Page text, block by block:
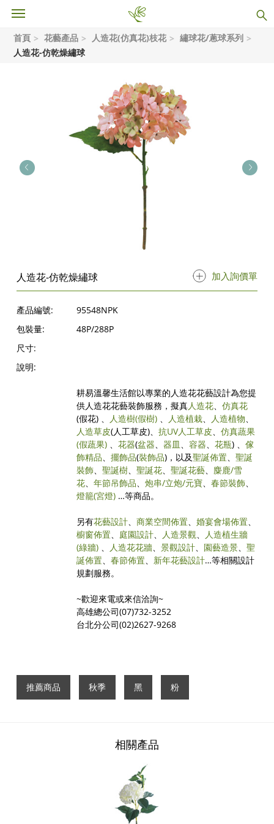
首頁 花藝產品 人造花(仿真花)枝花
繡球花/蔥球系列
人造花-仿乾燥繡球
人造花-仿乾燥繡球 加入詢價單
產品編號:
95548NPK
包裝量:
48P/288P
尺寸:
說明:
耕易溫馨生活館以專業的人造花花藝設計為您提
供人造花花藝裝飾服務，擬真人造花、仿真花
(假花) 、 人造樹(假樹) 、 人造植栽、 人造植物、
人造草皮(人工草皮)、抗UV人工草皮、仿真蔬果
(假蔬果) 、花器(盆器、器皿、容器、花瓶) 、傢
飾精品、擺飾品(裝飾品)，以及聖誕佈置、聖誕
裝飾、聖誕樹、聖誕花、聖誕花藝、 麋鹿/雪
花、年節吊飾品、炮串/立炮/元寶、春節裝飾、
燈籠(宮燈) …等商品。
另有花藝設計、商業空間佈置、婚宴會場佈置、
櫥窗佈置、 庭園設計、 人造景觀、 人造植生牆
(綠牆) 、 人造花花牆、景觀設計、 園藝造景、聖
誕佈置、春節佈置、 新年花藝設計…等相關設計
規劃服務。
~歡迎來電或來信洽詢~
高雄總公司(07)732-3252
台北分公司(02)2627-9268
推薦商品 秋季 黑 粉
相關產品